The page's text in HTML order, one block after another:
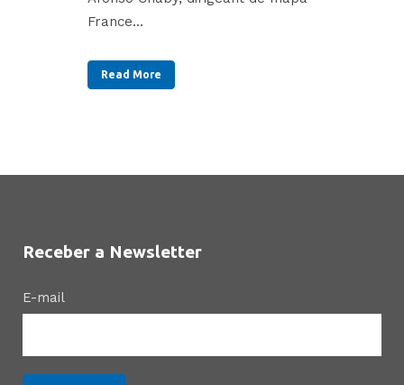
France...
Read More
Receber a Newsletter
E-mail